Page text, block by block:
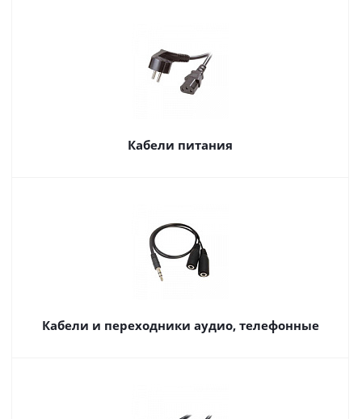
Кабели питания
Кабели и переходники аудио, телефонные